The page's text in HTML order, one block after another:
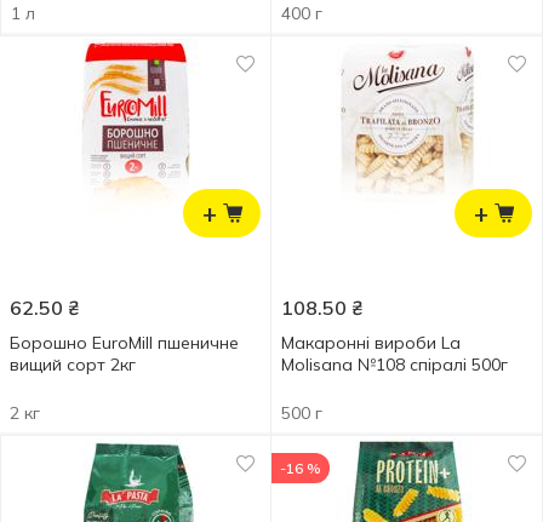
1 л 400 г
+
62.50 ₴
Борошно EuroMill пшеничне
вищий сорт 2кг
2 кг
+
108.50 ₴
Макаронні вироби La
Molisana №108 спіралі 500г
500 г
-16 %